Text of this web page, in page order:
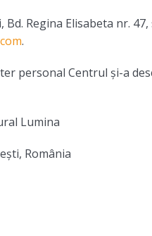
Regina Elisabeta nr.
.
personal Centrul și-a
Lumina
România